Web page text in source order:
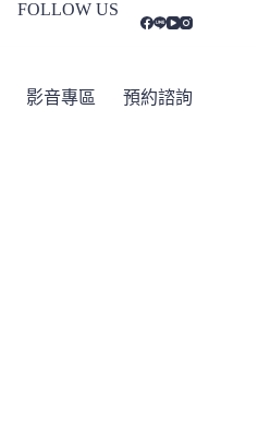
FOLLOW US
影音專區 預約諮詢